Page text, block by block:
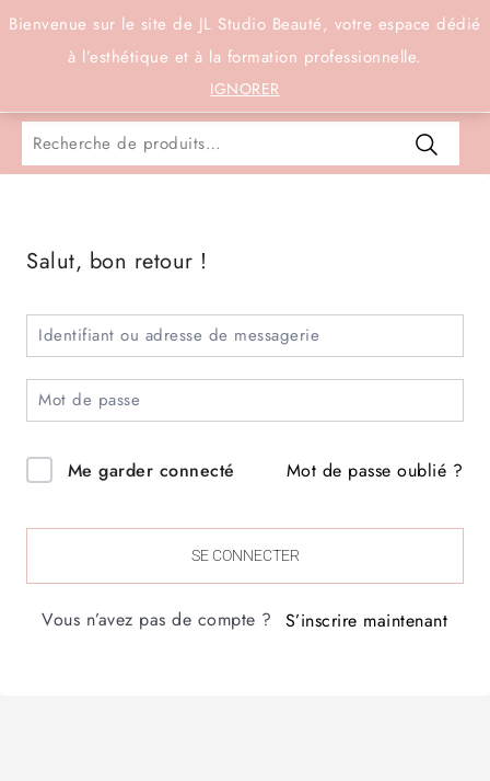
Bienvenue sur le site de JL Studio Beauté, votre espace dédié
à l’esthétique et à la formation professionnelle.
IGNORER
Connexion
Salut, bon retour !
Me garder connecté Mot de passe oublié ?
SE CONNECTER
Vous n’avez pas de compte ? S’inscrire maintenant